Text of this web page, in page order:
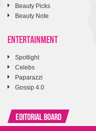
Beauty Picks
Beauty Note
ENTERTAINMENT
Spotlight
Celebs
Paparazzi
Gossip 4.0
Editorial Board